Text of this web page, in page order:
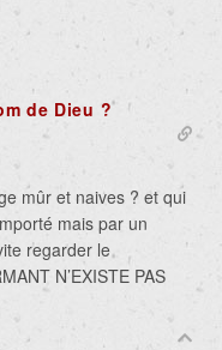
de Dieu ?
mûr et naives ? et qui
mais par un
regarder le
N’EXISTE PAS